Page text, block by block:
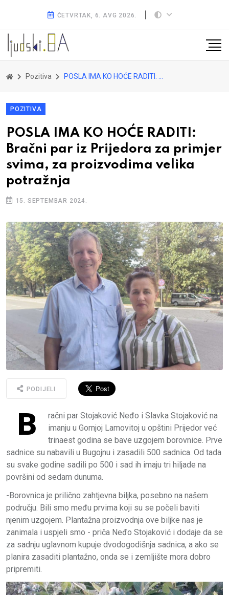
ČETVRTAK, 6. AVG 2026.
Pozitiva POSLA IMA KO HOĆE RADITI: Bračni par iz Prijedora za primjer svima, za proizvodima velika potražnja
POZITIVA
POSLA IMA KO HOĆE RADITI:
Bračni par iz Prijedora za primjer
svima, za proizvodima velika
potražnja
15. SEPTEMBAR 2024.
PODIJELI
B
račni par Stojaković Neđo i Slavka Stojaković na
imanju u Gornjoj Lamovitoj u opštini Prijedor već
trinaest godina se bave uzgojem borovnice. Prve
sadnice su nabavili u Bugojnu i zasadili 500 sadnica. Od tada
su svake godine sadili po 500 i sad ih imaju tri hiljade na
površini od sedam dunuma.
-Borovnica je prilično zahtjevna biljka, posebno na našem
području. Bili smo među prvima koji su se počeli baviti
njenim uzgojem. Plantažna proizvodnja ove biljke nas je
zanimala i uspjeli smo - priča Neđo Stojaković i dodaje da se
za sadnju uglavnom kupuje dvodogodišnja sadnica, a ako se
planira zasaditi plantažno, onda se i zemljište mora dobro
pripremiti.